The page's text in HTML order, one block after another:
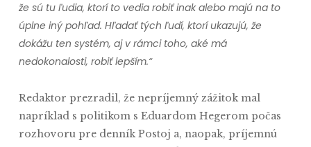
že sú tu ľudia, ktorí to vedia robiť inak alebo majú na to
úplne iný pohľad. Hľadať tých ľudí, ktorí ukazujú, že
dokážu ten systém, aj v rámci toho, aké má
nedokonalosti, robiť lepším.“
Redaktor prezradil, že nepríjemný zážitok mal
napríklad s politikom s Eduardom Hegerom počas
rozhovoru pre denník Postoj a, naopak, príjemnú